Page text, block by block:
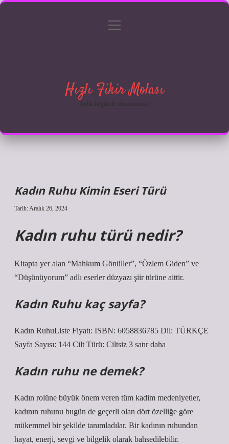
Gizlilik Politikası
menüyü
Hızlı Fikir Molası
Anlık bilgilerle zihnini tazele!
Kadın Ruhu Kimin Eseri Türü
Tarih: Aralık 26, 2024
Kadın ruhu türü nedir?
Kitapta yer alan “Mahkum Gönüller”, “Özlem Giden” ve
“Düşünüyorum” adlı eserler düzyazı şiir türüne aittir.
Kadın Ruhu kaç sayfa?
Kadın RuhuListe Fiyatı: ISBN: 6058836785 Dil: TÜRKÇE
Sayfa Sayısı: 144 Cilt Türü: Ciltsiz 3 satır daha
Kadın ruhu ne demek?
Kadın rolüne büyük önem veren tüm kadim medeniyetler,
kadının ruhunu bugün de geçerli olan dört özelliğe göre
mükemmel bir şekilde tanımladılar. Bir kadının ruhundan
hayat, enerji, sevgi ve bilgelik olarak bahsedilebilir.